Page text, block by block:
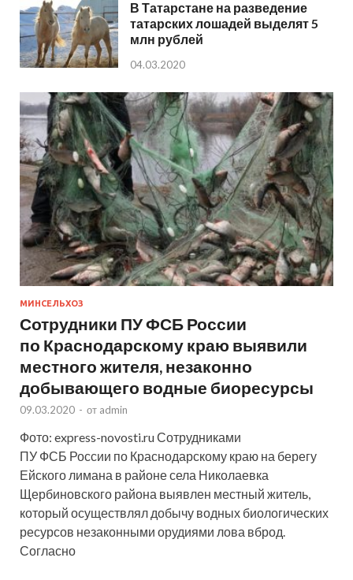
В Татарстане на разведение
татарских лошадей выделят 5
млн рублей
04.03.2020
МИНСЕЛЬХОЗ
Сотрудники ПУ ФСБ России
по Краснодарскому краю выявили
местного жителя, незаконно
добывающего водные биоресурсы
09.03.2020 - от admin
Фото: express-novosti.ru Сотрудниками
ПУ ФСБ России по Краснодарскому краю на берегу
Ейского лимана в районе села Николаевка
Щербиновского района выявлен местный житель,
который осуществлял добычу водных биологических
ресурсов незаконными орудиями лова вброд.
Согласно